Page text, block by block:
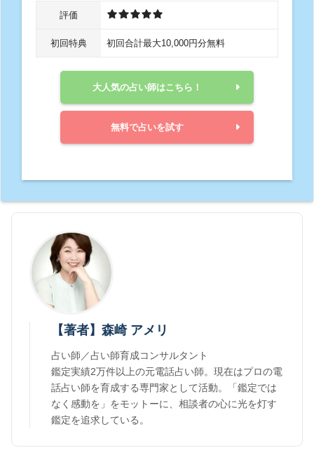
評価
初回特典 初回合計最大10,000円分無料
大人気の占い師はこちら！
無料で占いを試す
【著者】森崎 アメリ
占い師／占い師育成コンサルタント
鑑定実績2万件以上の元電話占い師。現在はプロの電
話占い師を育成する専門家として活動。「鑑定では
なく感動を」をモットーに、相談者の心に光を灯す
鑑定を追求している。